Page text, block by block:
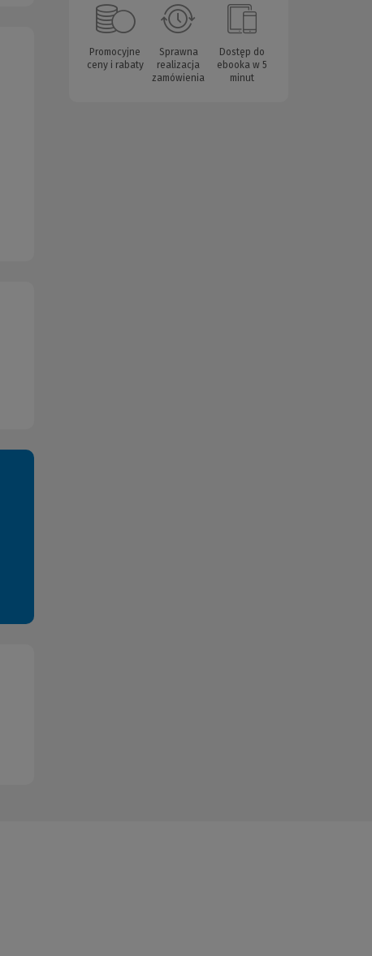
Promocyjne
ceny i rabaty
Sprawna
realizacja
zamówienia
Dostęp do
ebooka w 5
minut